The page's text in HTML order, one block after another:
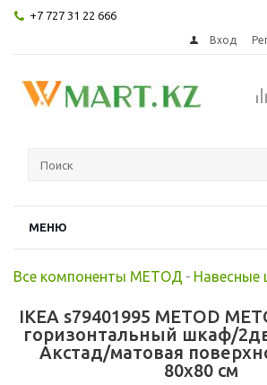
+7 727 31 22 666
Вход
МЕНЮ
Все компоненты МЕТОД -
IKEA s79401995 METOD
горизонтальный шкаф/
Акстад/матовая
80x80 см